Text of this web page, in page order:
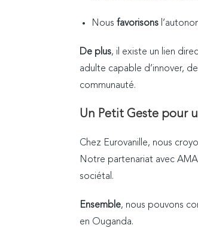
Nous favorisons
De plus, il existe un lien
adulte capable d’innover,
communauté.
Un Petit Geste pour
Chez Eurovanille, nous
Notre partenariat avec
sociétal.
Ensemble, nous pouvons
en Ouganda.